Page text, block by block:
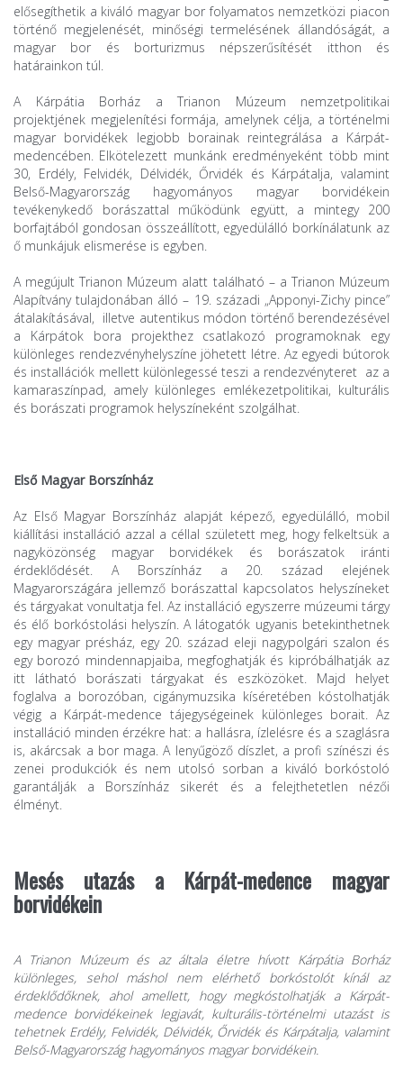
elősegíthetik a kiváló magyar bor folyamatos nemzetközi piacon
történő megjelenését, minőségi termelésének állandóságát, a
magyar bor és borturizmus népszerűsítését itthon és
határainkon túl.
A Kárpátia Borház a Trianon Múzeum nemzetpolitikai
projektjének megjelenítési formája, amelynek célja, a történelmi
magyar borvidékek legjobb borainak reintegrálása a Kárpát-
medencében. Elkötelezett munkánk eredményeként több mint
30, Erdély, Felvidék, Délvidék, Őrvidék és Kárpátalja, valamint
Belső-Magyarország hagyományos magyar borvidékein
tevékenykedő borászattal működünk együtt, a mintegy 200
borfajtából gondosan összeállított, egyedülálló borkínálatunk az
ő munkájuk elismerése is egyben.
A megújult Trianon Múzeum alatt található – a Trianon Múzeum
Alapítvány tulajdonában álló – 19. századi „Apponyi-Zichy pince”
átalakításával, illetve autentikus módon történő berendezésével
a Kárpátok bora projekthez csatlakozó programoknak egy
különleges rendezvényhelyszíne jöhetett létre. Az egyedi bútorok
és installációk mellett különlegessé teszi a rendezvényteret az a
kamaraszínpad, amely különleges emlékezetpolitikai, kulturális
és borászati programok helyszíneként szolgálhat.
Első Magyar Borszínház
Az Első Magyar Borszínház alapját képező, egyedülálló, mobil
kiállítási installáció azzal a céllal született meg, hogy felkeltsük a
nagyközönség magyar borvidékek és borászatok iránti
érdeklődését. A Borszínház a 20. század elejének
Magyarországára jellemző borászattal kapcsolatos helyszíneket
és tárgyakat vonultatja fel. Az installáció egyszerre múzeumi tárgy
és élő borkóstolási helyszín. A látogatók ugyanis betekinthetnek
egy magyar présház, egy 20. század eleji nagypolgári szalon és
egy borozó mindennapjaiba, megfoghatják és kipróbálhatják az
itt látható borászati tárgyakat és eszközöket. Majd helyet
foglalva a borozóban, cigánymuzsika kíséretében kóstolhatják
végig a Kárpát-medence tájegységeinek különleges borait. Az
installáció minden érzékre hat: a hallásra, ízlelésre és a szaglásra
is, akárcsak a bor maga. A lenyűgöző díszlet, a profi színészi és
zenei produkciók és nem utolsó sorban a kiváló borkóstoló
garantálják a Borszínház sikerét és a felejthetetlen nézői
élményt.
Mesés utazás a Kárpát-medence magyar
borvidékein
A Trianon Múzeum és az általa életre hívott Kárpátia Borház
különleges, sehol máshol nem elérhető borkóstolót kínál az
érdeklődőknek, ahol amellett, hogy megkóstolhatják a Kárpát-
medence borvidékeinek legjavát, kulturális-történelmi utazást is
tehetnek Erdély, Felvidék, Délvidék, Őrvidék és Kárpátalja, valamint
Belső-Magyarország hagyományos magyar borvidékein.